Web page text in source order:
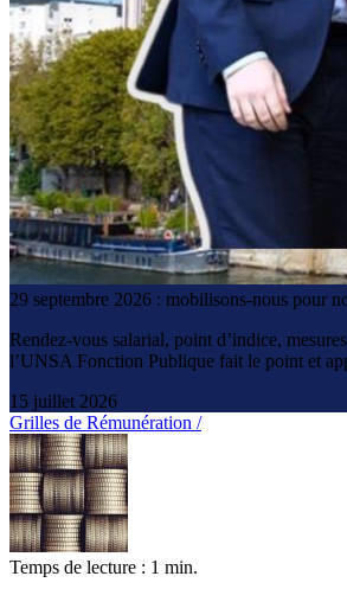
29 septembre 2026 : mobilisons-nous pour
Rendez-vous salarial, point d’indice,
l’UNSA Fonction Publique fait le point et
15 juillet 2026
Grilles de Rémunération /
Temps de lecture : 1 min.